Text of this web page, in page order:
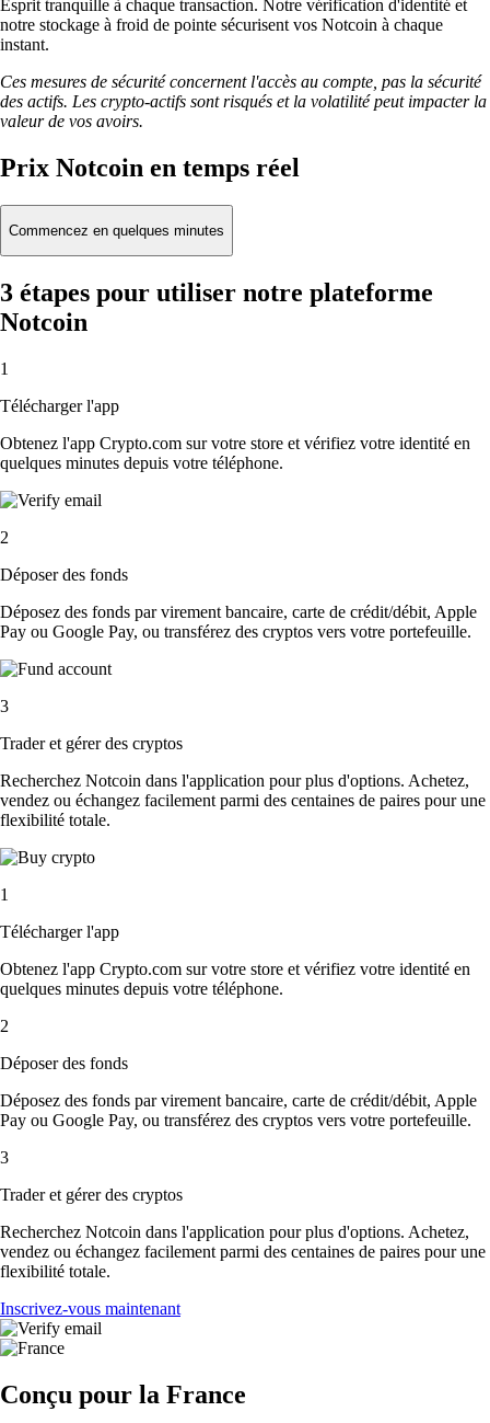
Esprit tranquille à chaque transaction. Notre vérification d'identité et
notre stockage à froid de pointe sécurisent vos Notcoin à chaque
instant.
Ces mesures de sécurité concernent l'accès au compte, pas la sécurité
des actifs. Les crypto-actifs sont risqués et la volatilité peut impacter la
valeur de vos avoirs.
Prix Notcoin en temps réel
Commencez en quelques minutes
3 étapes pour utiliser notre plateforme
Notcoin
1
Télécharger l'app
Obtenez l'app Crypto.com sur votre store et vérifiez votre identité en
quelques minutes depuis votre téléphone.
2
Déposer des fonds
Déposez des fonds par virement bancaire, carte de crédit/débit, Apple
Pay ou Google Pay, ou transférez des cryptos vers votre portefeuille.
3
Trader et gérer des cryptos
Recherchez Notcoin dans l'application pour plus d'options. Achetez,
vendez ou échangez facilement parmi des centaines de paires pour une
flexibilité totale.
1
Télécharger l'app
Obtenez l'app Crypto.com sur votre store et vérifiez votre identité en
quelques minutes depuis votre téléphone.
2
Déposer des fonds
Déposez des fonds par virement bancaire, carte de crédit/débit, Apple
Pay ou Google Pay, ou transférez des cryptos vers votre portefeuille.
3
Trader et gérer des cryptos
Recherchez Notcoin dans l'application pour plus d'options. Achetez,
vendez ou échangez facilement parmi des centaines de paires pour une
flexibilité totale.
Inscrivez-vous maintenant
Conçu pour la France